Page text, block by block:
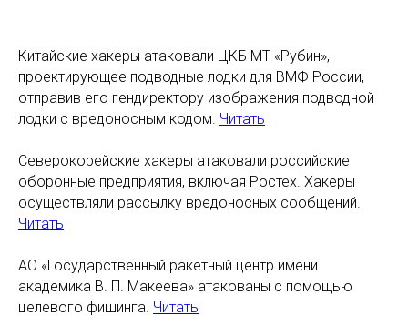
Китайские хакеры атаковали ЦКБ МТ «Рубин»,
проектирующее подводные лодки для ВМФ России,
отправив его гендиректору изображения подводной
лодки с вредоносным кодом. Читать
Северокорейские хакеры атаковали российские
оборонные предприятия, включая Ростех. Хакеры
осуществляли рассылку вредоносных сообщений.
Читать
АО «Государственный ракетный центр имени
академика В. П. Макеева» атакованы с помощью
целевого фишинга. Читать